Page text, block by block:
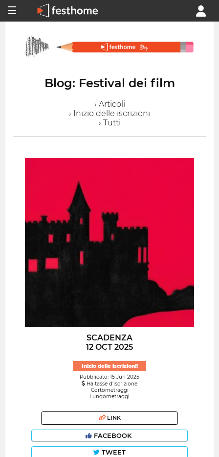
Blog: Festival dei film
› Articoli
› Inizio delle iscrizioni
› Tutti
SCADENZA
12 OCT 2025
Inizio delle iscrizioni!
Pubblicato: 15 Jun 2025
Ha tasse d'iscrizione
Cortometraggi
Lungometraggi
LINK
FACEBOOK
TWEET